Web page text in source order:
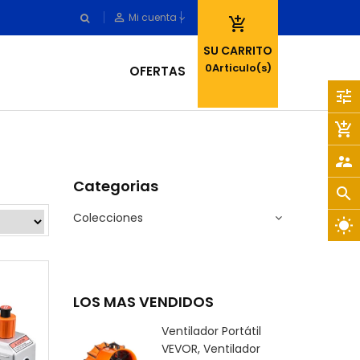
person_outline Mi cuenta 
SU CARRITO
0Articulo(s)
OFERTAS
Categorias
Colecciones
LOS MAS VENDIDOS
Ventilador Portátil
VEVOR, Ventilador
tune
add_shopping_cart
supervisor_account
search
wb_sunny